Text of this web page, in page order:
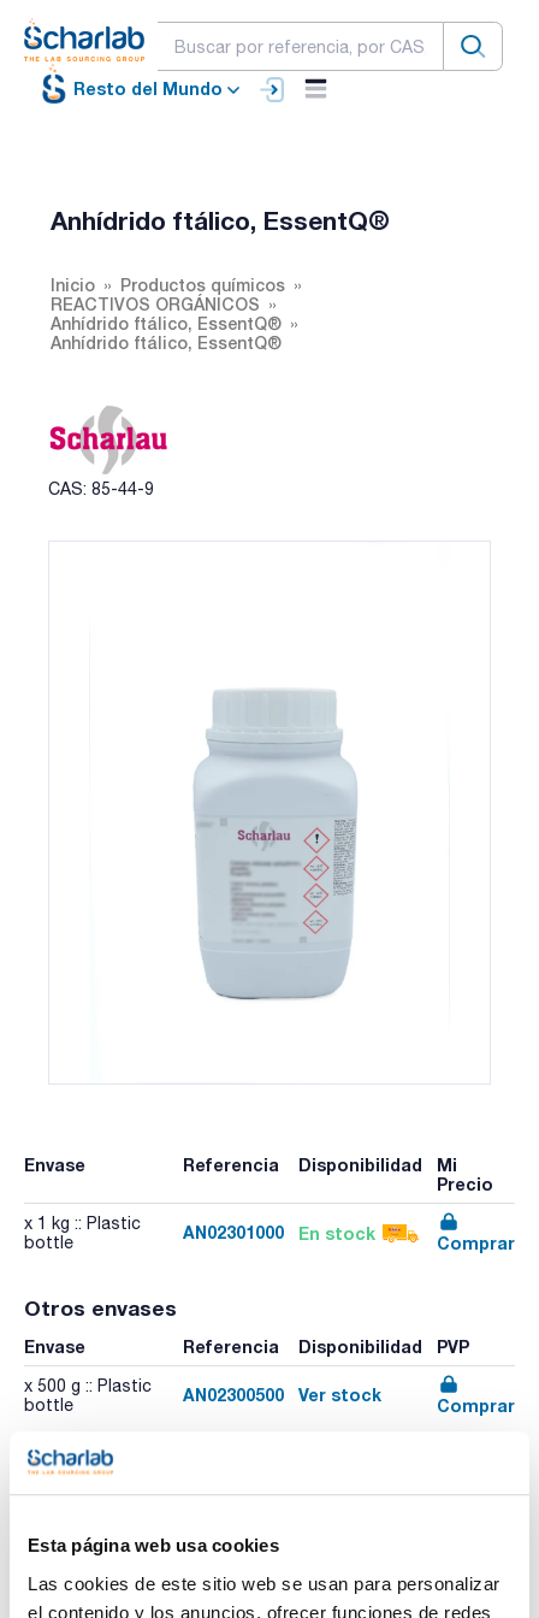
Esta página web usa cookies
Las cookies de este sitio web se usan para personalizar
el contenido y los anuncios, ofrecer funciones de redes
Resto del Mundo
Anhídrido ftálico, EssentQ®
Inicio
Productos químicos
REACTIVOS ORGÁNICOS
Anhídrido ftálico, EssentQ®
Anhídrido ftálico, EssentQ®
CAS: 85-44-9
Envase Referencia Disponibilidad
Mi
Precio
x 1 kg :: Plastic
bottle
AN02301000 En stock Comprar
Otros envases
Envase Referencia Disponibilidad PVP
x 500 g :: Plastic
bottle
AN02300500 Ver stock
Comprar